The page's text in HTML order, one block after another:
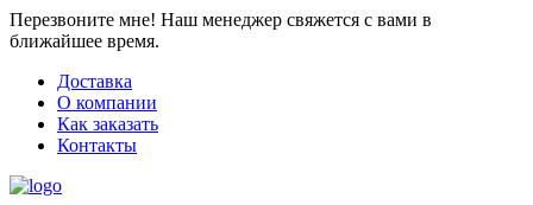
Перезвоните мне! Наш менеджер свяжется с вами в
ближайшее время.
Доставка
О компании
Как заказать
Контакты